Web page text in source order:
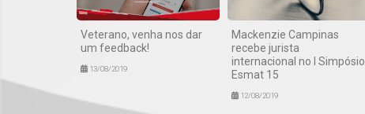
Veterano, venha nos dar
um feedback!
13/08/2019
Mackenzie Campinas
recebe jurista
internacional no I Simpósio
Esmat 15
12/08/2019